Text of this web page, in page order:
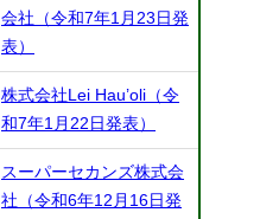
会社（令和7年1月23日発
表）
株式会社Lei Hau’oli（令
和7年1月22日発表）
スーパーセカンズ株式会
社（令和6年12月16日発